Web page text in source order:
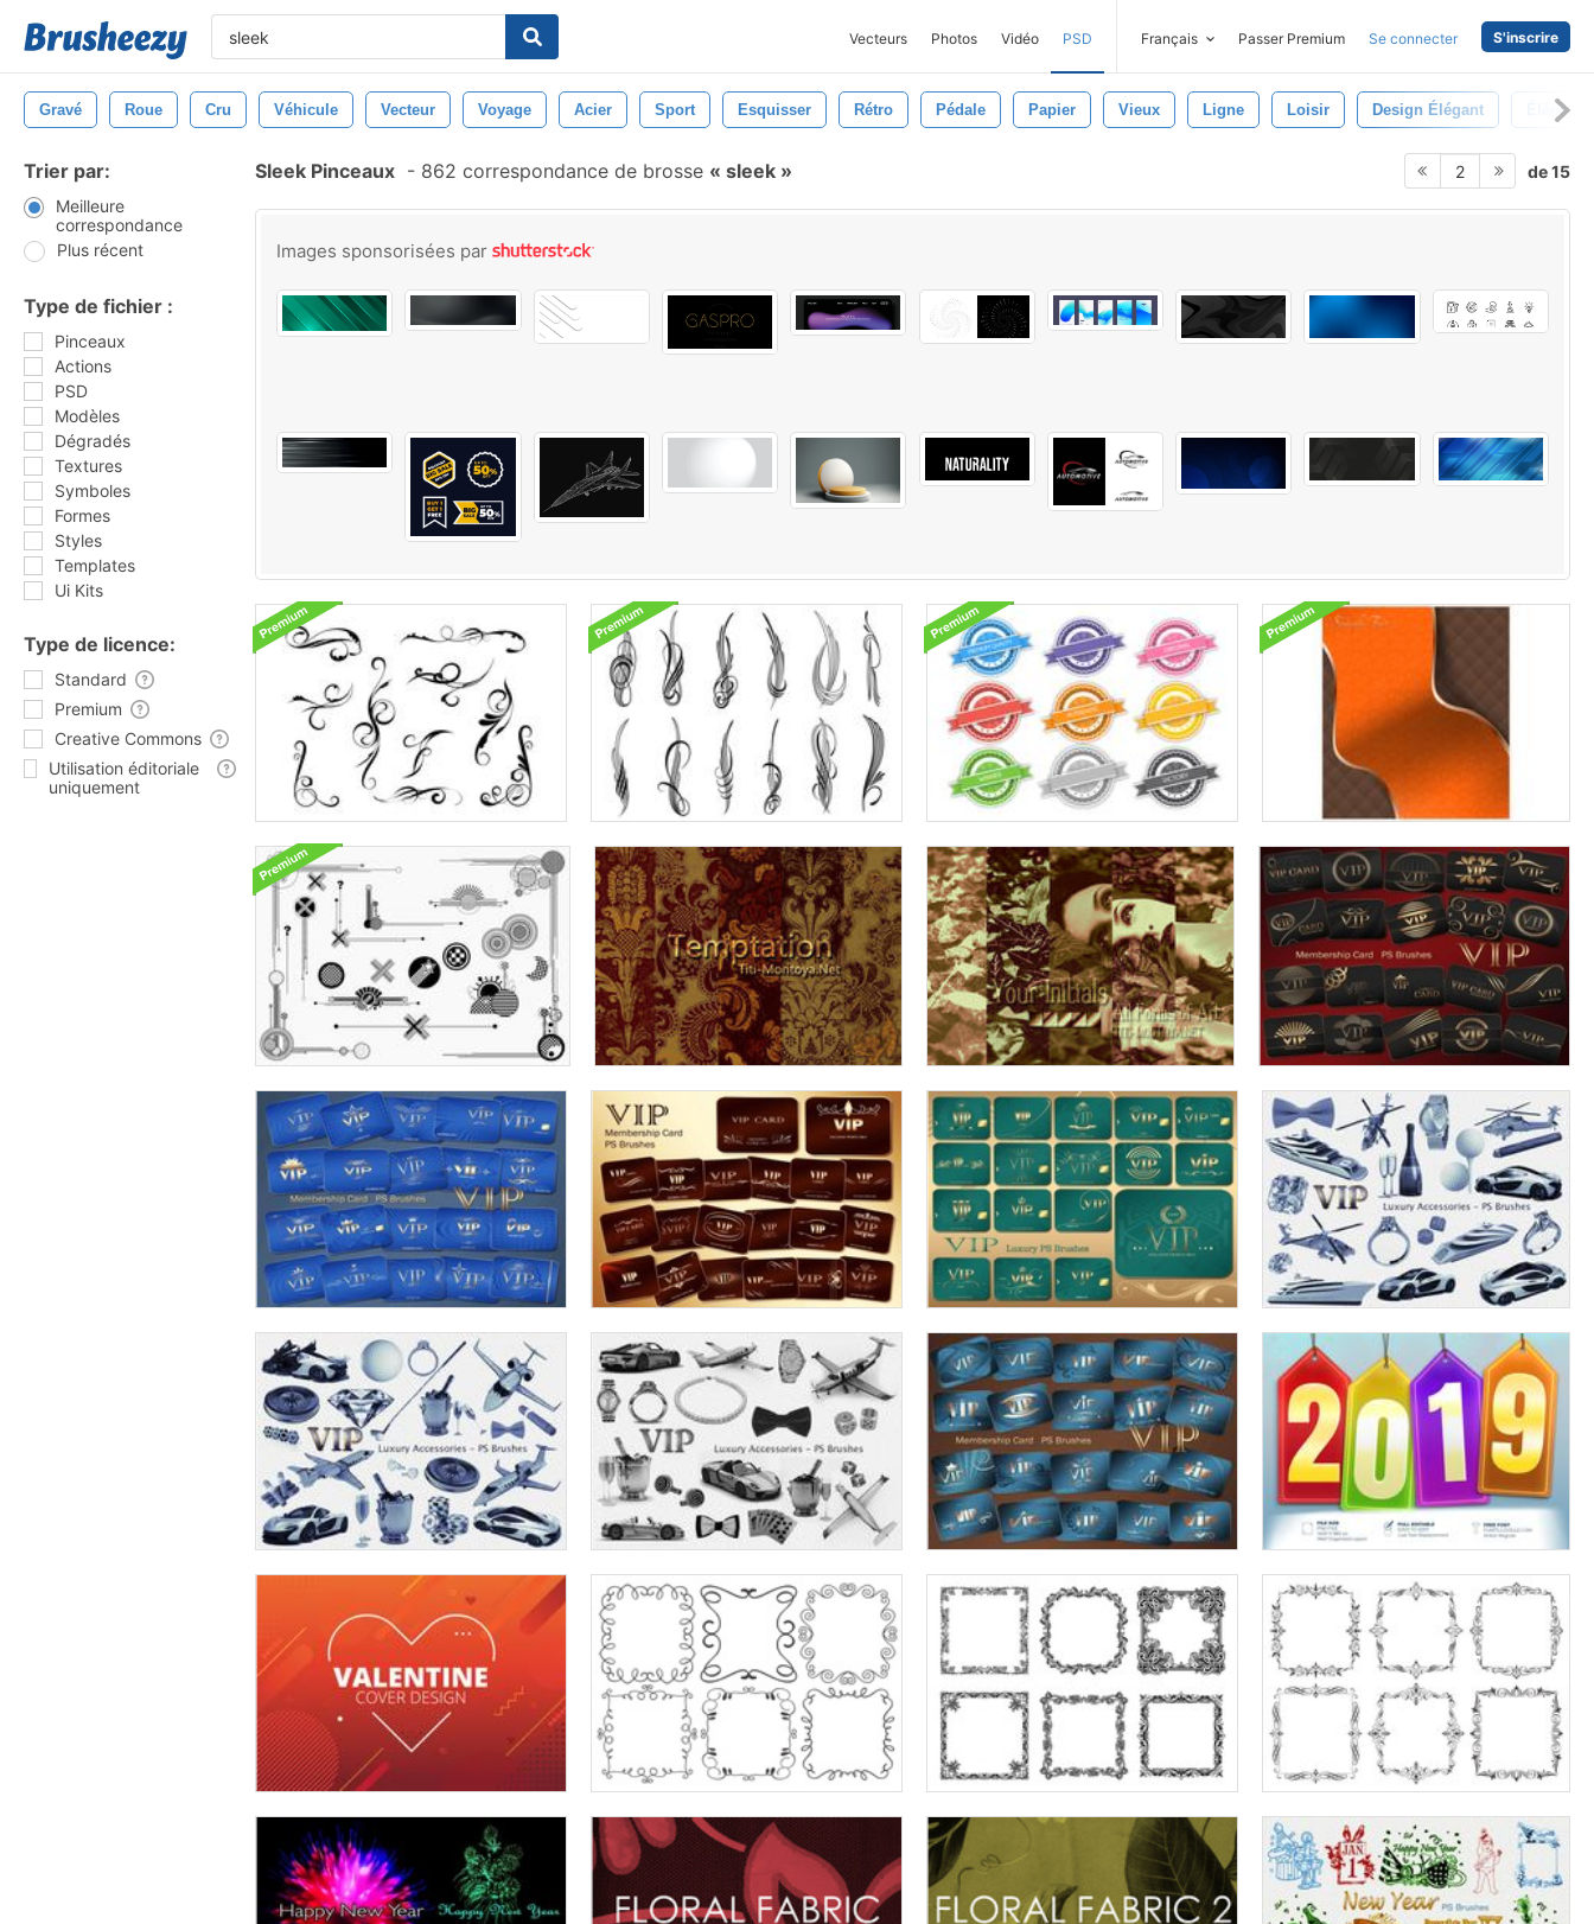
Vecteurs Photos Vidéo PSD Français Passer Premium Se connecter S'inscrire
Gravé Roue Cru Véhicule Vecteur Voyage Acier Sport Esquisser Rétro Pédale Papier Vieux Ligne Loisir Design Élégant Élégant
Trier par:
Meilleure
correspondance
Plus récent
Type de fichier :
Pinceaux
Actions
PSD
Modèles
Dégradés
Textures
Symboles
Formes
Styles
Templates
Ui Kits
Type de licence:
Standard
Premium
Creative Commons
Utilisation éditoriale
uniquement
Sleek Pinceaux - 862 correspondance de brosse sleek 2 de 15
Images sponsorisées par